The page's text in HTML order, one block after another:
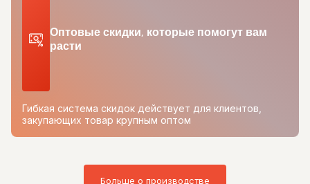
Оптовые скидки, которые помогут вам
расти
Гибкая система скидок действует для клиентов,
закупающих товар крупным оптом
Больше о производстве